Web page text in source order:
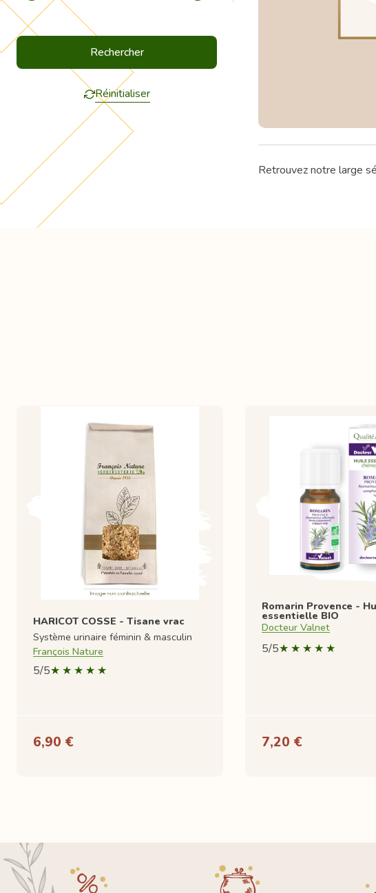
Réinitialiser
Retrouvez notre large
HARICOT COSSE - Tisane vrac
Système urinaire féminin & masculin
François Nature
5/5
6,90 €
Romarin Provence -
essentielle BIO
Docteur Valnet
5/5
7,20 €